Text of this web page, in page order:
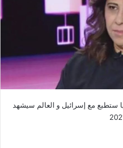
ستطبع مع إسرائيل و العالم سيشهد